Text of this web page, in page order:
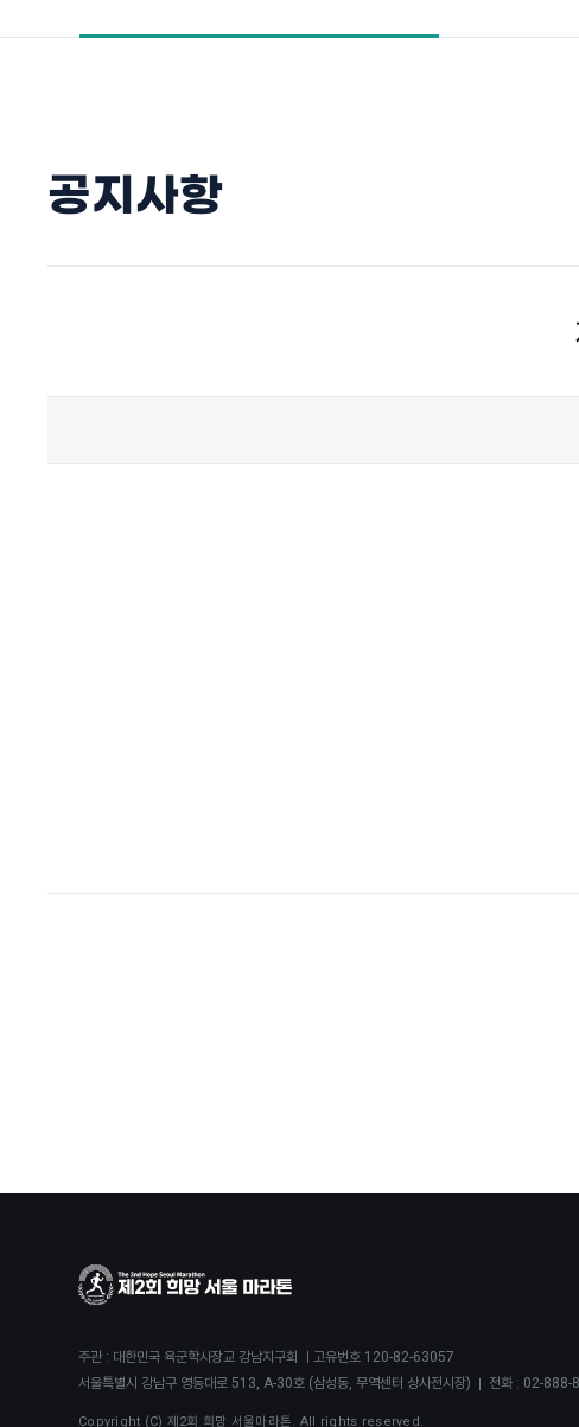
공지사항
주관 : 대한민국 육군학사장교 강남지구회 ㅣ고유번호 120-82-63057
서울특별시 강남구 영동대로 513, A-30호 (삼성동, 무역센터 상사전시장)
전화 : 02-888-
Copyright (C) 제2회 희망 서울마라톤. All rights reserved.